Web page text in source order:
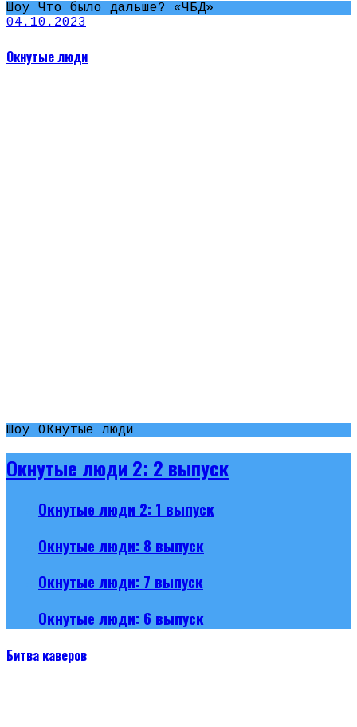
Шоу Что было дальше? «ЧБД»
04.10.2023
Окнутые люди
Шоу ОКнутые люди
Окнутые люди 2: 2 выпуск
Окнутые люди 2: 1 выпуск
Окнутые люди: 8 выпуск
Окнутые люди: 7 выпуск
Окнутые люди: 6 выпуск
Битва каверов